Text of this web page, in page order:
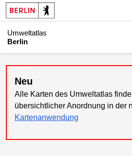
Umweltatlas
Berlin
Neu
Alle Karten des Umweltatlas
übersichtlicher Anordnung in der
Kartenanwendung